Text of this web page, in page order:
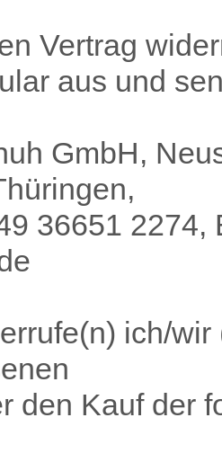
Vertrag
aus und
GmbH,
36651
ich/
den Kauf der